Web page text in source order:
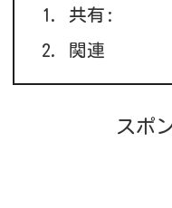
共有:
関連
スポ